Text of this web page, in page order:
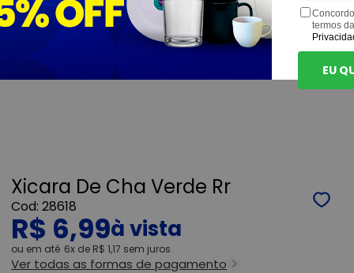
Xicara De Cha Verde Rr
28618
R$ 6,99
ou 6x de R$ 1,17 sem juros
Ver todas as formas de pagamento
termos
EU